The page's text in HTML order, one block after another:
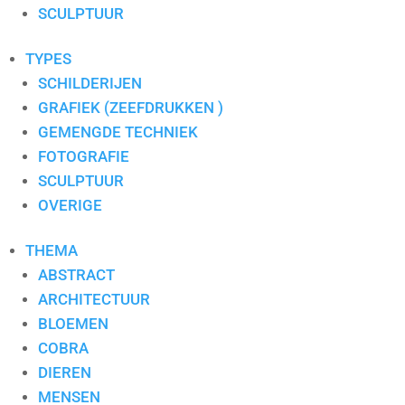
S. PAULISSEN
SJER JACOBS
SUSAN RUITER
THEO KOSTER
THEO ONNES
TINEKE ROIJMANS
VAN DAM
VAN DER MADE
WIL WILLEMSE
SCULPTUUR
TYPES
SCHILDERIJEN
GRAFIEK (ZEEFDRUKKEN )
GEMENGDE TECHNIEK
FOTOGRAFIE
SCULPTUUR
OVERIGE
THEMA
ABSTRACT
ARCHITECTUUR
BLOEMEN
COBRA
DIEREN
MENSEN